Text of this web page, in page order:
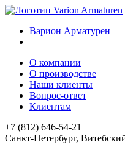
Варион Арматурен
О компании
О производстве
Наши клиенты
Вопрос-ответ
Клиентам
+7 (812) 646-54-21
Санкт-Петербург,